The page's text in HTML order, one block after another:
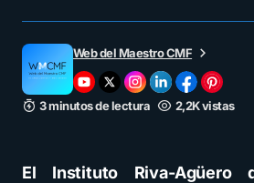
Web del Maestro CMF
3 minutos de lectura 2,2K vistas
El Instituto Riva-Agüero